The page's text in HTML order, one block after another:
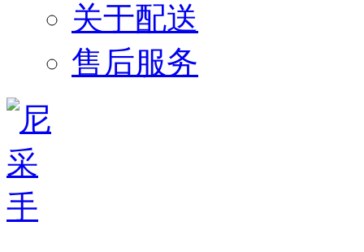
关于配送
售后服务